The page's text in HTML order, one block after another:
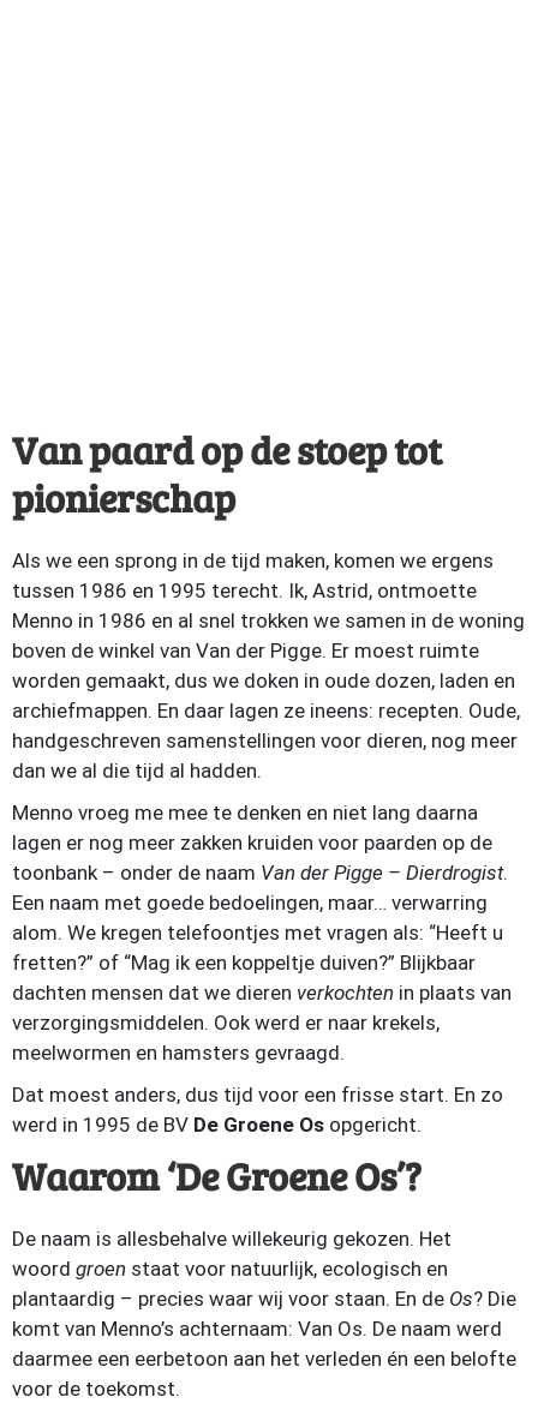
Van paard op de stoep tot
pionierschap
Als we een sprong in de tijd maken, komen we ergens
tussen 1986 en 1995 terecht. Ik, Astrid, ontmoette
Menno in 1986 en al snel trokken we samen in de woning
boven de winkel van Van der Pigge. Er moest ruimte
worden gemaakt, dus we doken in oude dozen, laden en
archiefmappen. En daar lagen ze ineens: recepten. Oude,
handgeschreven samenstellingen voor dieren, nog meer
dan we al die tijd al hadden.
Menno vroeg me mee te denken en niet lang daarna
lagen er nog meer zakken kruiden voor paarden op de
toonbank – onder de naam Van der Pigge – Dierdrogist.
Een naam met goede bedoelingen, maar… verwarring
alom. We kregen telefoontjes met vragen als: “Heeft u
fretten?” of “Mag ik een koppeltje duiven?” Blijkbaar
dachten mensen dat we dieren verkochten in plaats van
verzorgingsmiddelen. Ook werd er naar krekels,
meelwormen en hamsters gevraagd.
Dat moest anders, dus tijd voor een frisse start. En zo
werd in 1995 de BV De Groene Os opgericht.
Waarom ‘De Groene Os’?
De naam is allesbehalve willekeurig gekozen. Het
woord groen staat voor natuurlijk, ecologisch en
plantaardig – precies waar wij voor staan. En de Os? Die
komt van Menno’s achternaam: Van Os. De naam werd
daarmee een eerbetoon aan het verleden én een belofte
voor de toekomst.